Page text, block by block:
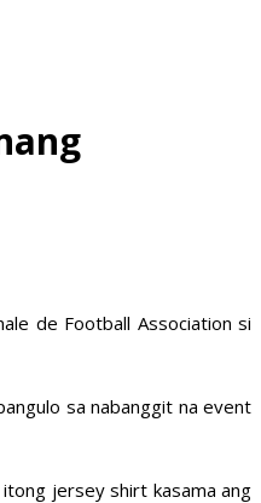
de Football Association si
sa nabanggit na event
itong jersey shirt kasama ang